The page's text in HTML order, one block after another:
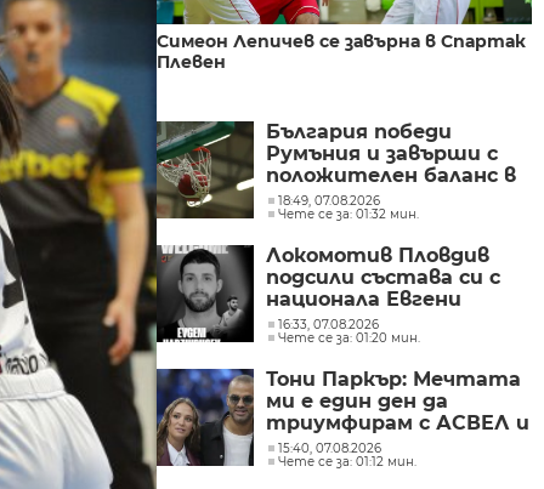
Симеон Лепичев се завърна в Спартак
Плевен
България победи
Румъния и завърши с
положителен баланс в
групата на турнира
"Словения Бол“
18:49, 07.08.2026
Чете се за: 01:32 мин.
Локомотив Пловдив
подсили състава си с
национала Евгени
Хаджирусев
16:33, 07.08.2026
Чете се за: 01:20 мин.
Тони Паркър: Мечтата
ми е един ден да
триумфирам с АСВЕЛ и
да стана шампион на
НБА Европа
15:40, 07.08.2026
Чете се за: 01:12 мин.